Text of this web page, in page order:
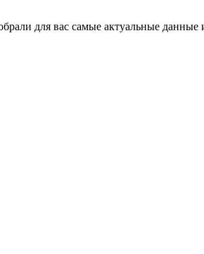
для вас самые актуальные